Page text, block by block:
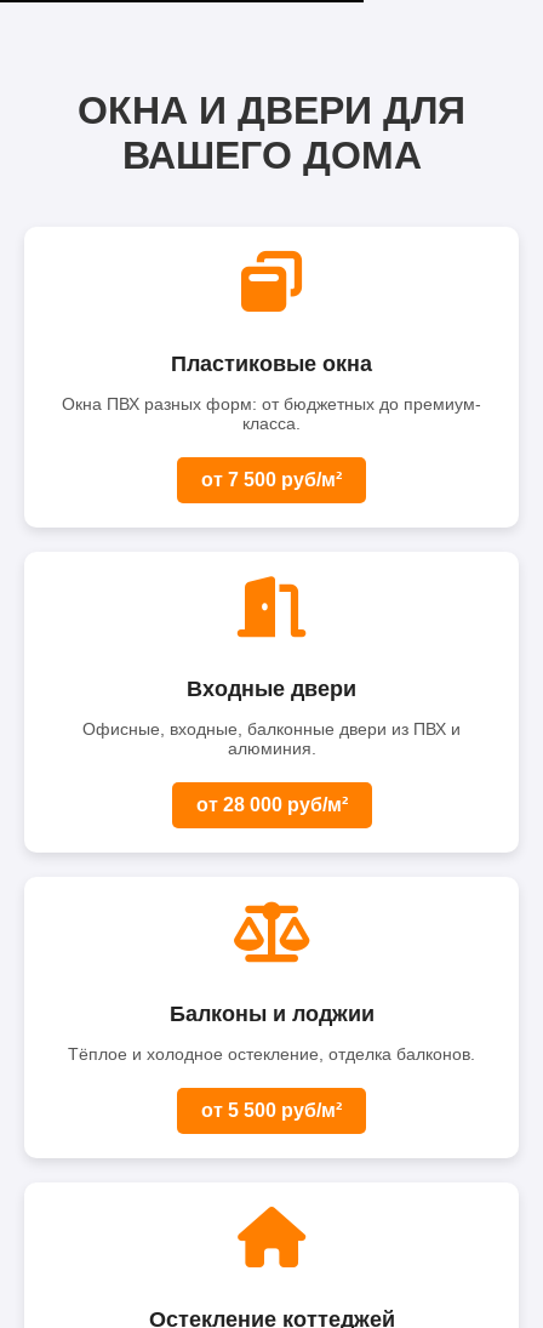
ОКНА И ДВЕРИ ДЛЯ
ВАШЕГО ДОМА
Пластиковые окна
Окна ПВХ разных форм: от бюджетных до премиум-
класса.
от 7 500 руб/м²
Входные двери
Офисные, входные, балконные двери из ПВХ и
алюминия.
от 28 000 руб/м²
Балконы и лоджии
Тёплое и холодное остекление, отделка балконов.
от 5 500 руб/м²
Остекление коттеджей